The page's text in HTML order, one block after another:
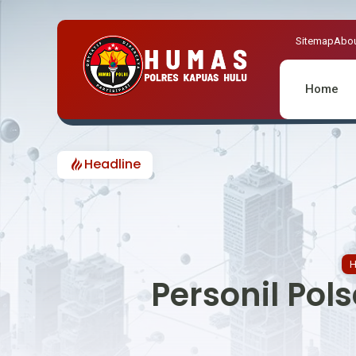
Sitemap
Home
Headline
Personil